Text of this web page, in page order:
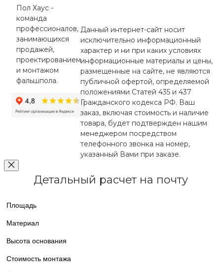
Пол Хаус -
команда
профессионалов,
занимающихся
продажей,
проектированием
и монтажом
фальшпола.
Данный интернет-сайт носит
исключительно информационный
характер и ни при каких условиях
информационные материалы и цены,
размещенные на сайте, не являются
публичной офертой, определяемой
положениями Статей 435 и 437
Гражданского кодекса РФ. Ваш
заказ, включая стоимость и наличие
товара, будет подтвержден нашим
менеджером посредством
телефонного звонка на номер,
указанный Вами при заказе.
Детальный расчет на почту
Площадь
Материал
Высота основания
Стоимость монтажа